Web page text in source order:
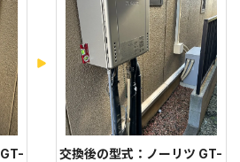
交換後の型式：ノーリツ GT-